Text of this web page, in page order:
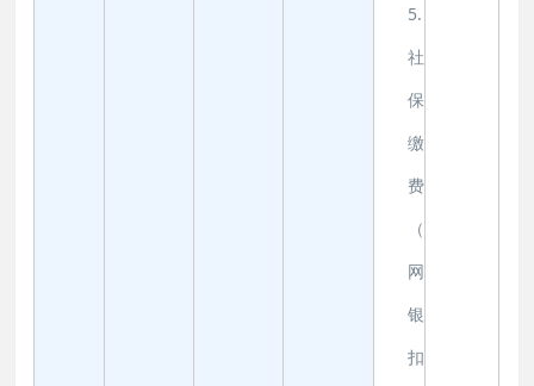
5.
社
保
缴
费
（
网
银
扣